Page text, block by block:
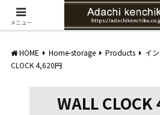
愛知県みよし市の工務店。自然素材を使った
HOME Home-storage Products イ
CLOCK 4,620円
WALL
メニュー